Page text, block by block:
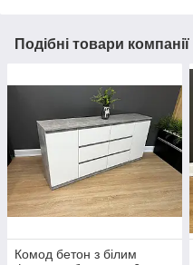
Подібні товари компанії
Комод бетон з білим